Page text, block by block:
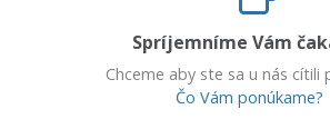
Spríjemníme Vám
Chceme aby ste sa u nás cítili
Čo Vám ponúkame?